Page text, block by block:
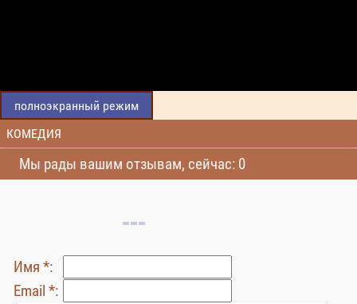
полноэкранный режим
КОМЕДИЯ
Мы рады вашим отзывам, сейчас: 0
Имя *:
Email *: